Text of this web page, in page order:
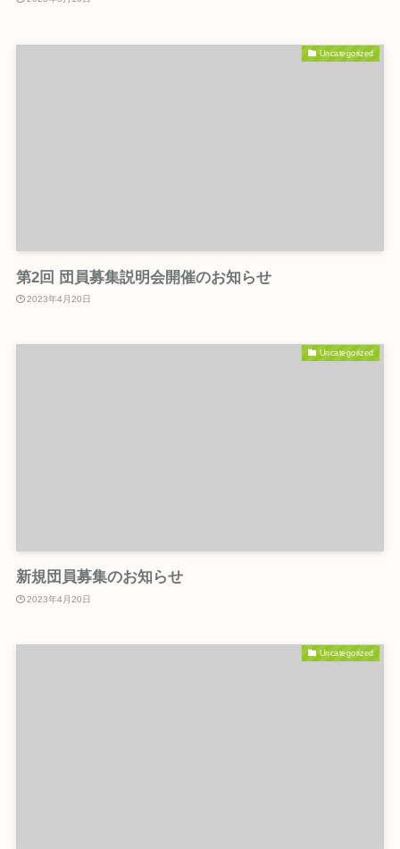
Uncategorized
第2回 団員募集説明会開催のお知らせ
2023年4月20日
Uncategorized
新規団員募集のお知らせ
2023年4月20日
Uncategorized